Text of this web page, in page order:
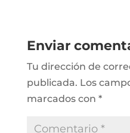
Enviar
Tu dirección de
publicada. Los
marcados con *